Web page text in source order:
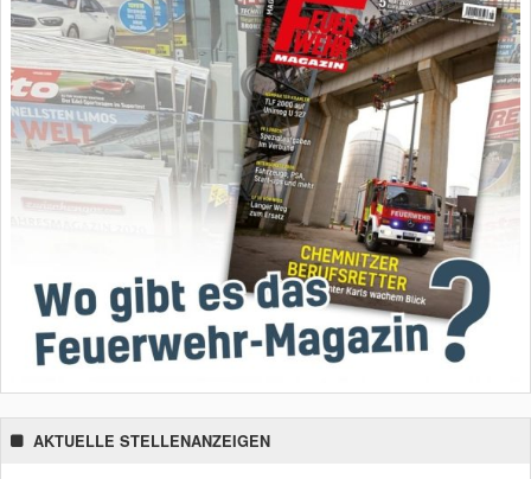
AKTUELLE STELLENANZEIGEN